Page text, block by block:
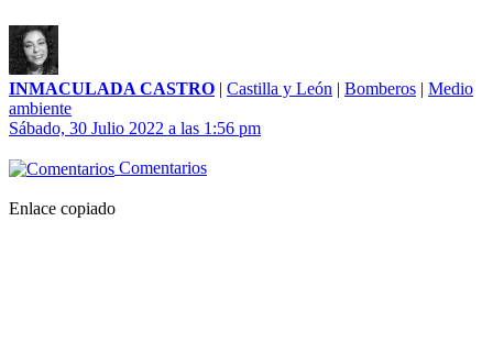
INMACULADA CASTRO | Castilla y León | Bomberos | Medio
ambiente
Sábado, 30 Julio 2022 a las 1:56 pm
Comentarios
Enlace copiado